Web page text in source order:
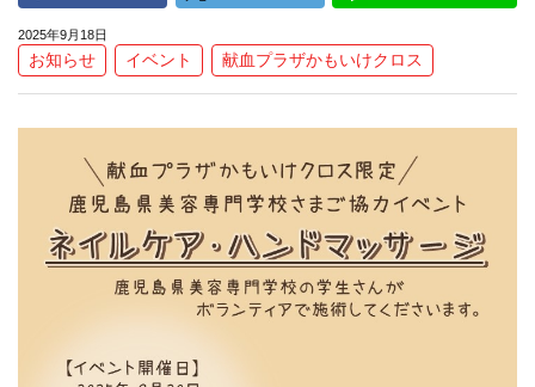
2025年9月18日
お知らせ イベント 献血プラザかもいけクロス